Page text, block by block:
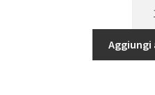
1:10
Aggiungi